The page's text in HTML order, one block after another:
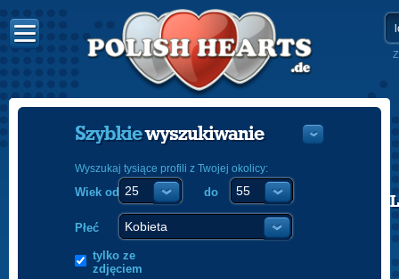
POLISH
Szybkiewyszukiwanie
Wyszukaj tysiące profili z Twojej okolicy:
Wiek od do
Płeć
tylko ze
zdjęciem